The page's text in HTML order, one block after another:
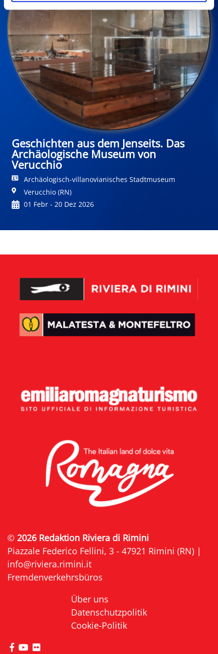
Geschichten aus dem Jenseits. Das
Archäologische Museum von
Verucchio
Archäologisch-villanovianisches Stadtmuseum
Verucchio (RN)
01 Febr - 20 Dez 2026
© 2026 Redaktion Riviera di Rimini
Piazzale Federico Fellini, 3 - 47921 Rimini (RN) |
info@riviera.rimini.it
Fremdenverkehrsbüros
Über uns
Datenschutzpolitik
Cookie-Politik
die Seite Facebook von Riviera di Rimini
die Seite YouTube von Riviera di Rimini
die Seite Flickr von Riviera di Rimini